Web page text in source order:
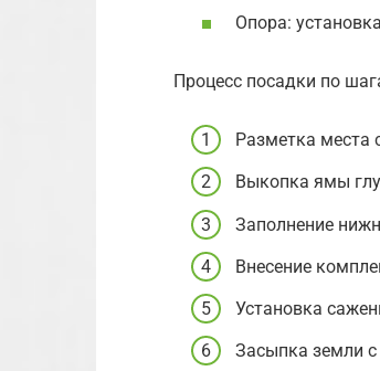
Опора:
Процесс посадки по
Разметка места
Выкопка ямы
Заполнение
Внесение
Установка
Засыпка земли